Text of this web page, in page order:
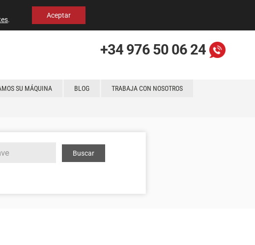
+34 976 50 06 24
SU MÁQUINA BLOG TRABAJA CON NOSOTROS
.
Aceptar